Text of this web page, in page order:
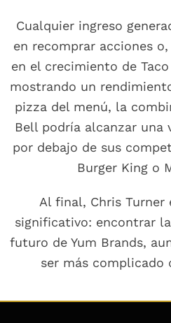
Cualquier ingreso
en recomprar acciones
en el crecimiento de
mostrando un
pizza del menú, la
Bell podría alcanzar una
por debajo de sus
Burger King o
Al final, Chris
significativo: encontrar
futuro de Yum Brands,
ser más complicado